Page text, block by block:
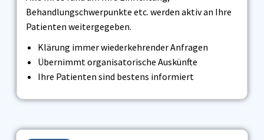
Behandlungschwerpunkte etc. werden aktiv an Ihre
Patienten weitergegeben.
Klärung immer wiederkehrender Anfragen
Übernimmt organisatorische Auskünfte
Ihre Patienten sind bestens informiert